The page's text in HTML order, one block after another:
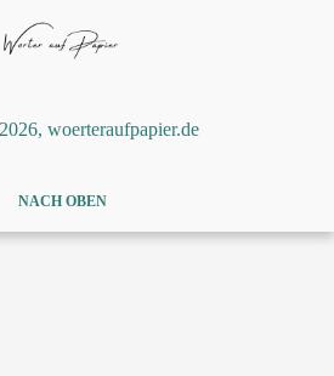
woerteraufpapier.de
NACH OBEN